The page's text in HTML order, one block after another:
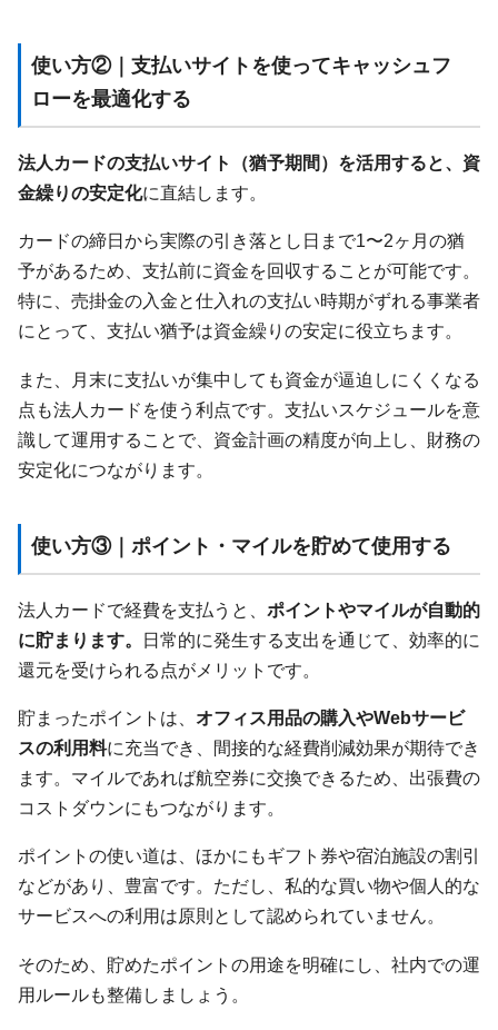
使い方②｜支払いサイトを使ってキャッシュフ
ローを最適化する
法人カードの支払いサイト（猶予期間）を活用すると、資
金繰りの安定化に直結します。
カードの締日から実際の引き落とし日まで1〜2ヶ月の猶
予があるため、支払前に資金を回収することが可能です。
特に、売掛金の入金と仕入れの支払い時期がずれる事業者
にとって、支払い猶予は資金繰りの安定に役立ちます。
また、月末に支払いが集中しても資金が逼迫しにくくなる
点も法人カードを使う利点です。支払いスケジュールを意
識して運用することで、資金計画の精度が向上し、財務の
安定化につながります。
使い方③｜ポイント・マイルを貯めて使用する
法人カードで経費を支払うと、 ポイントやマイルが自動的
に貯まります。
日常的に発生する支出を通じて、効率的に
還元を受けられる点がメリットです。
貯まったポイントは、 オフィス用品の購入やWebサービ
スの利用料に充当でき、間接的な経費削減効果が期待でき
ます。マイルであれば航空券に交換できるため、出張費の
コストダウンにもつながります。
ポイントの使い道は、ほかにもギフト券や宿泊施設の割引
などがあり、豊富です。ただし、私的な買い物や個人的な
サービスへの利用は原則として認められていません。
そのため、貯めたポイントの用途を明確にし、社内での運
用ルールも整備しましょう。